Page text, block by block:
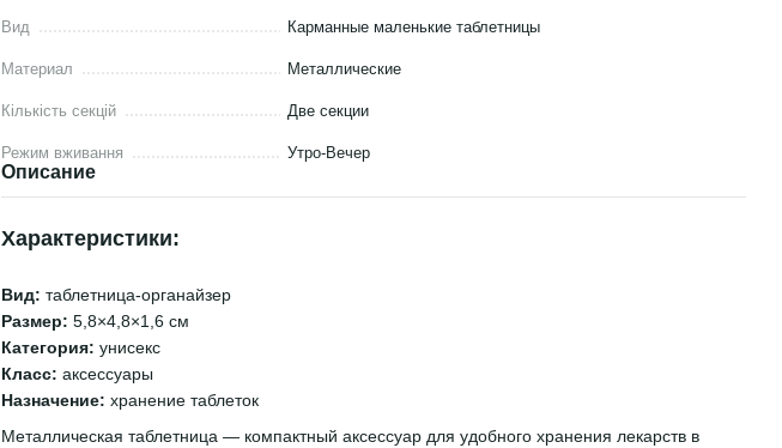
Вид Карманные маленькие таблетницы
Материал Металлические
Кількість секцій Две секции
Режим вживання Утро-Вечер
Описание
Характеристики:
Вид: таблетница-органайзер
Размер: 5,8×4,8×1,6 см
Категория: унисекс
Класс: аксессуары
Назначение: хранение таблеток
Металлическая таблетница — компактный аксессуар для удобного хранения лекарств в